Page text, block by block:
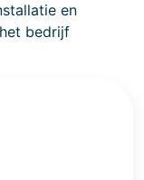
en
bedrijf